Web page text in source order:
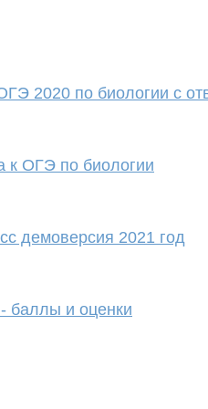
2020 по биологии с
к ОГЭ по биологии
демоверсия 2021 год
баллы и оценки